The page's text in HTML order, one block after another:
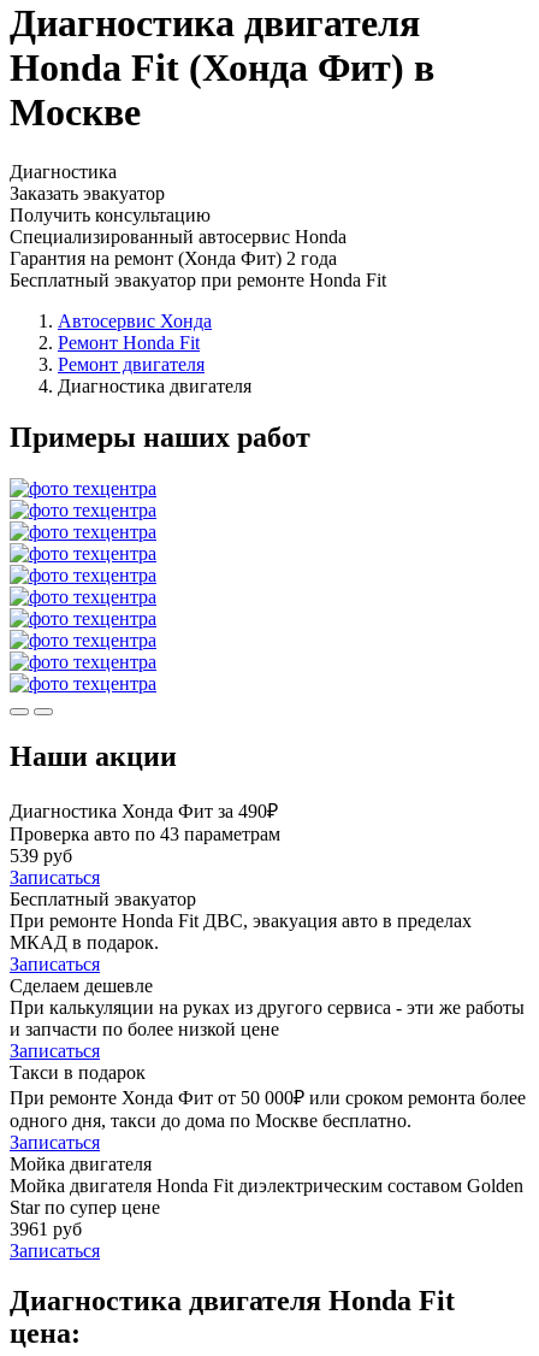
Диагностика двигателя
Honda Fit (Хонда Фит) в
Москве
Диагностика
Заказать эвакуатор
Получить консультацию
Специализированный автосервис Honda
Гарантия на ремонт (Хонда Фит) 2 года
Бесплатный эвакуатор при ремонте Honda Fit
Автосервис Хонда
Ремонт Honda Fit
Ремонт двигателя
Диагностика двигателя
Примеры наших работ
Наши акции
Диагностика Хонда Фит за 490₽
Проверка авто по 43 параметрам
539 руб
Записаться
Бесплатный эвакуатор
При ремонте Honda Fit ДВС, эвакуация авто в пределах
МКАД в подарок.
Записаться
Сделаем дешевле
При калькуляции на руках из другого сервиса - эти же работы
и запчасти по более низкой цене
Записаться
Такси в подарок
При ремонте Хонда Фит от 50 000₽ или сроком ремонта более
одного дня, такси до дома по Москве бесплатно.
Записаться
Мойка двигателя
Мойка двигателя Honda Fit диэлектрическим составом Golden
Star по супер цене
3961 руб
Записаться
Диагностика двигателя Honda Fit
цена: